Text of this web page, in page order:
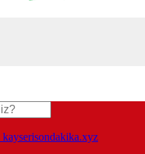
kayserisondakika.xyz